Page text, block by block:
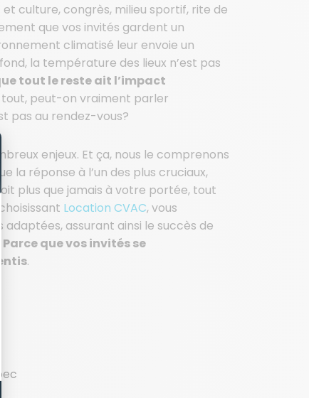
culture, congrès, milieu sportif, rite de
que vos invités gardent un
climatisé leur envoie un
la température des lieux n’est pas
tout le reste ait l’impact
tout, peut-on vraiment parler
pas au rendez-vous?
enjeux. Et ça, nous le comprenons
la réponse à l’un des plus cruciaux,
plus que jamais à votre portée, tout
Location CVAC, vous
assurant ainsi le succès de
Parce que vos invités se
.